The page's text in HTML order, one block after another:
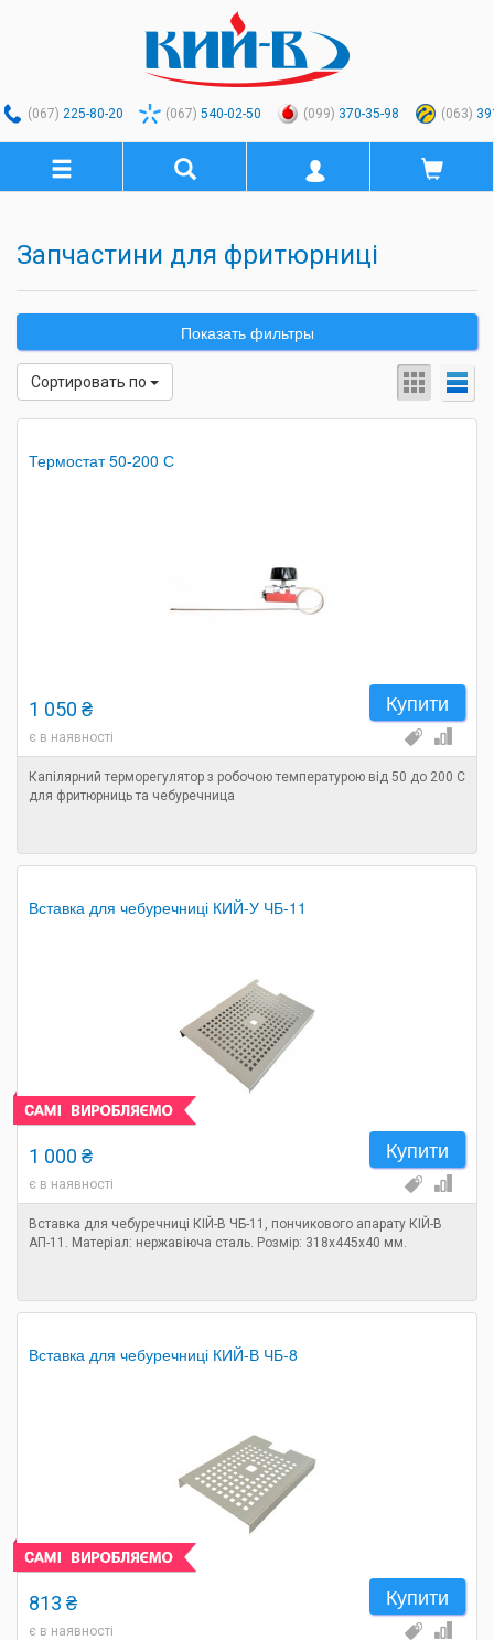
(067) 225-80-20 (067) 540-02-50 (099) 370-35-98 (063)
Показать фильтры
Сортировать по
Термостат 50-200 С
Купити
1 050 ₴
є в наявності
Капілярний терморегулятор з робочою температурою від 50 до 200 С
для фритюрниць та чебуречница
Вставка для чебуречниці КИЙ-У ЧБ-11
Купити
1 000 ₴
є в наявності
Вставка для чебуречниці КІЙ-В ЧБ-11, пончикового апарату КІЙ-В
АП-11. Матеріал: нержавіюча сталь. Розмір: 318х445х40 мм.
Вставка для чебуречниці КИЙ-В ЧБ-8
Купити
813 ₴
є в наявності
Запчастини для фритюрниці